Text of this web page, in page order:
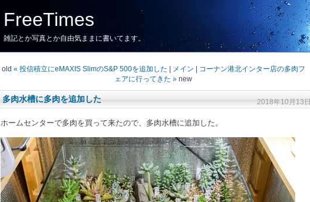
FreeTimes
雑記とか写真とか自由気ままに書いてます。
old « 投信積立にeMAXIS SlimのS&P 500を追加した メイン
コーナン港北インター店の多肉フ
ェアに行ってきた » new
多肉水槽に多肉を追加した 2018年10月13日
ホームセンターで多肉を買って来たので、多肉水槽に追加した。